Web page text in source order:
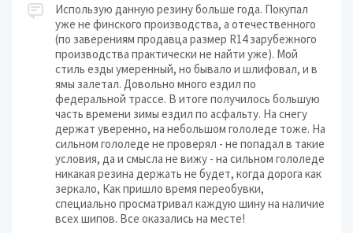
Использую данную резину больше года. Покупал
уже не финского производства, а отечественного
(по заверениям продавца размер R14 зарубежного
производства практически не найти уже). Мой
стиль езды умеренный, но бывало и шлифовал, и в
ямы залетал. Довольно много ездил по
федеральной трассе. В итоге получилось большую
часть времени зимы ездил по асфальту. На снегу
держат уверенно, на небольшом гололеде тоже. На
сильном гололеде не проверял - не попадал в такие
условия, да и смысла не вижу - на сильном гололеде
никакая резина держать не будет, когда дорога как
зеркало, Как пришло время переобувки,
специально просматривал каждую шину на наличие
всех шипов. Все оказались на месте!